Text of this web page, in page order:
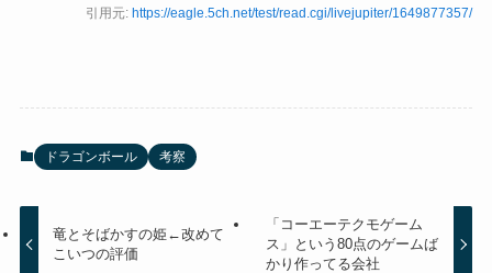
引用元: https://eagle.5ch.net/test/read.cgi/livejupiter/1649877357/
ドラゴンボール 考察
竜とそばかすの姫←改めて
こいつの評価
「コーエーテクモゲーム
ス」という80点のゲームば
かり作ってる会社